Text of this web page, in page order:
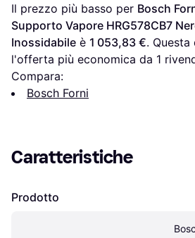
Il prezzo più basso per Bosch
Supporto Vapore HRG578CB7
Inossidabile è 1 053,83 €.
l'offerta più economica da 1
Compara:
Bosch Forni
Caratteristiche
Prodotto